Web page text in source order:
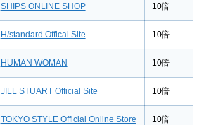
SHIPS ONLINE SHOP 10倍
H/standard Officai Site 10倍
HUMAN WOMAN 10倍
JILL STUART Official Site 10倍
TOKYO STYLE Official Online Store 10倍